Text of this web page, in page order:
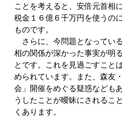
ことを考えると、安倍元首相
税金１６億６千万円を使うの
ものです。
さらに、今問題となってい
相の関係が深かった事実が明
とです。これを見過ごすこと
められています。また、森友
会」開催をめぐる疑惑なども
うしたことが曖昧にされるこ
くあります。